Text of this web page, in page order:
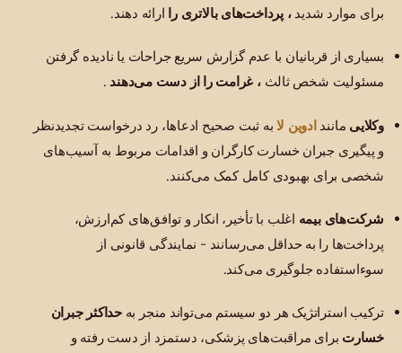
برای موارد شدید، پرداخت‌های بالاتری را ارائه دهند.
بسیاری از قربانیان با عدم گزارش سریع جراحات یا نادیده گرفتن
مسئولیت شخص ثالث، غرامت را از دست می‌دهند .
وکلایی مانند ادوین لابه ثبت صحیح ادعاها، رد درخواست تجدیدنظر
و پیگیری جبران خسارت کارگران و اقدامات مربوط به آسیب‌های
شخصی برای بهبودی کامل کمک می‌کنند.
شرکت‌های بیمه اغلب با تأخیر، انکار و توافق‌های کم‌ارزش،
پرداخت‌ها را به حداقل می‌رسانند - نمایندگی قانونی از
سوءاستفاده جلوگیری می‌کند.
ترکیب استراتژیک هر دو سیستم می‌تواند منجر بهحداکثر جبران
خسارت برای مراقبت‌های پزشکی، دستمزد از دست رفته و